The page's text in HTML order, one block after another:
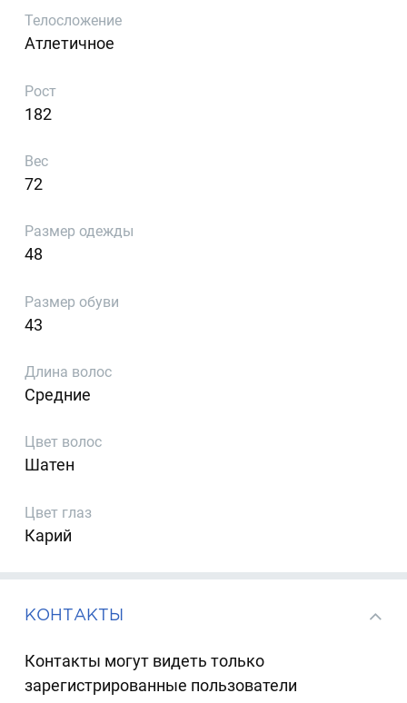
Телосложение
Атлетичное
Рост
182
Вес
72
Размер одежды
48
Размер обуви
43
Длина волос
Средние
Цвет волос
Шатен
Цвет глаз
Карий
КОНТАКТЫ
Контакты могут видеть только
зарегистрированные пользователи